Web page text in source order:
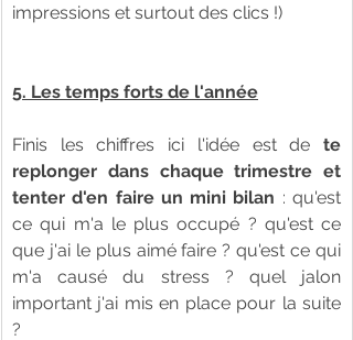
impressions et surtout des clics !)
5. Les temps forts de l'année
Finis les chiffres ici l'idée est de te
replonger dans chaque trimestre et
tenter d'en faire un mini bilan : qu'est
ce qui m'a le plus occupé ? qu'est ce
que j'ai le plus aimé faire ? qu'est ce qui
m'a causé du stress ? quel jalon
important j'ai mis en place pour la suite
?